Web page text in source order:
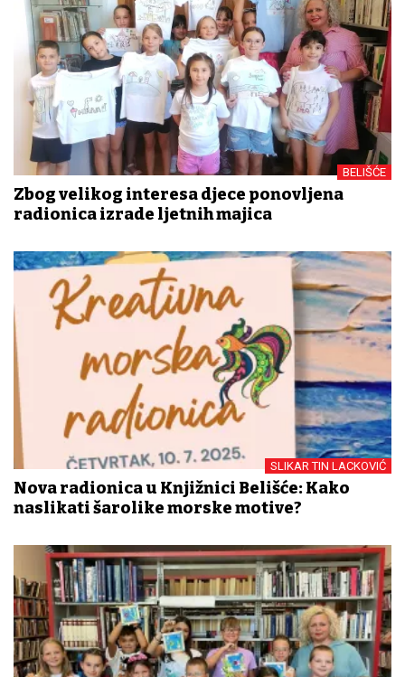
BELIŠĆE
Zbog velikog interesa djece ponovljena
radionica izrade ljetnih majica
SLIKAR TIN LACKOVIĆ
Nova radionica u Knjižnici Belišće: Kako
naslikati šarolike morske motive?